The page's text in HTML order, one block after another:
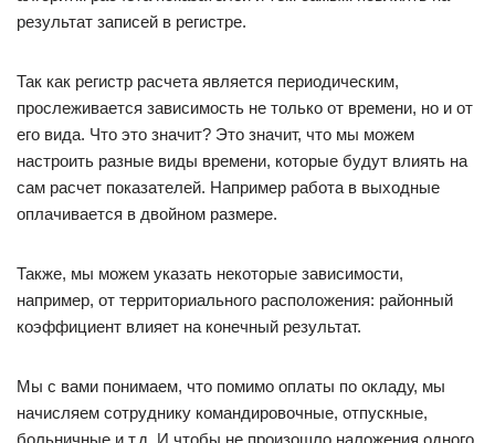
результат записей в регистре.
Так как регистр расчета является периодическим,
прослеживается зависимость не только от времени, но и от
его вида. Что это значит? Это значит, что мы можем
настроить разные виды времени, которые будут влиять на
сам расчет показателей. Например работа в выходные
оплачивается в двойном размере.
Также, мы можем указать некоторые зависимости,
например, от территориального расположения: районный
коэффициент влияет на конечный результат.
Мы с вами понимаем, что помимо оплаты по окладу, мы
начисляем сотруднику командировочные, отпускные,